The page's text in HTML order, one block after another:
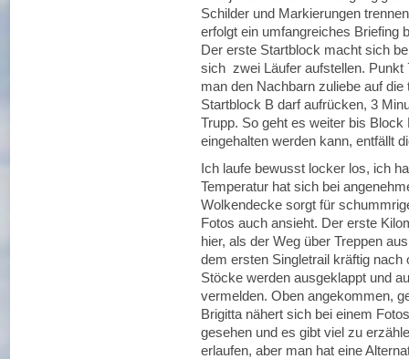
Schilder und Markierungen
erfolgt ein umfangreiches Briefing
Der erste Startblock macht sich
sich zwei Läufer aufstellen. Punkt
man den Nachbarn zuliebe auf
Startblock B darf aufrücken, 3
Trupp. So geht es weiter bis
eingehalten werden kann, entfällt
Ich laufe bewusst locker los, ich
Temperatur hat sich bei
Wolkendecke sorgt für
Fotos auch ansieht. Der erste
hier, als der Weg über Treppen
dem ersten Singletrail kräftig
Stöcke werden ausgeklappt und
vermelden. Oben angekommen,
Brigitta nähert sich bei einem
gesehen und es gibt viel zu
erlaufen, aber man hat eine